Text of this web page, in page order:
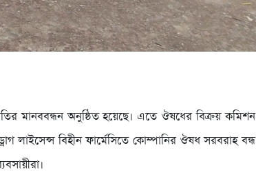
মানববন্ধন অনুষ্ঠিত হয়েছে। এতে ঔষধের বিক্রয় কমিশন
লাইসেন্স বিহীন ফার্মেসিতে কোম্পানির ঔষধ সরবরাহ বন্ধ